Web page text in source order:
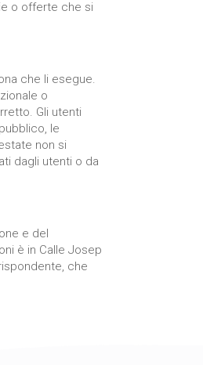
o offerte che si
che li esegue.
o
Gli utenti
le
non si
dagli utenti o da
e del
è in Calle Josep
che